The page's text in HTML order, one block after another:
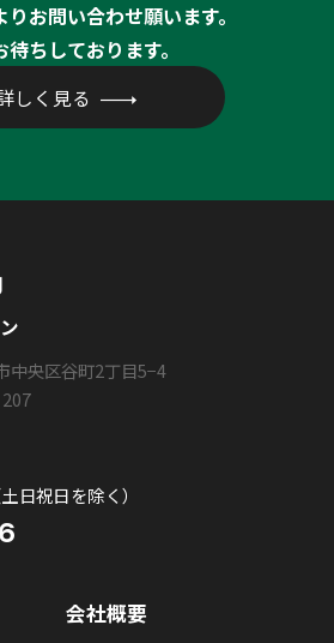
お問い合わせ願います。
待ちしております。
しく見る
中央区谷町2丁目5−4
日祝日を除く）
会社概要